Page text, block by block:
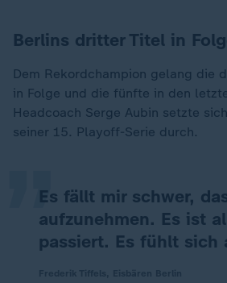
Berlins dritter Titel in
Dem Rekordchampion gelang die
in Folge und die fünfte in den
Headcoach Serge Aubin setzte
seiner 15. Playoff-Serie durch.
Es fällt mir schwer,
aufzunehmen. Es ist
passiert. Es fühlt sich
„